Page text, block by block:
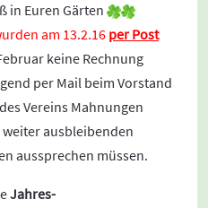
in Euren Gärten
am 13.2.16 per Post
keine Rechnung
per Mail beim Vorstand
Vereins Mahnungen
ausbleibenden
aussprechen müssen.
Jahres-